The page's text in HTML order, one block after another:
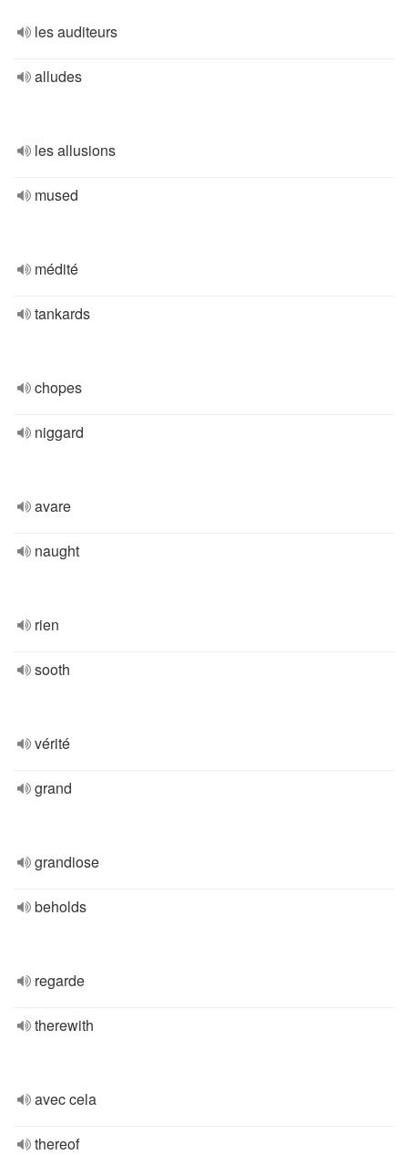
les auditeurs
alludes
les allusions
mused
médité
tankards
chopes
niggard
avare
naught
rien
sooth
vérité
grand
grandiose
beholds
regarde
therewith
avec cela
thereof